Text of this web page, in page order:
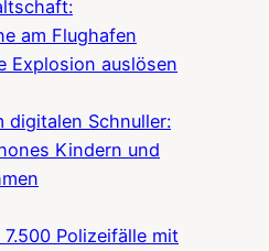
am Flughafen
Explosion auslösen
digitalen Schnuller:
Kindern und
7.500 Polizeifälle mit